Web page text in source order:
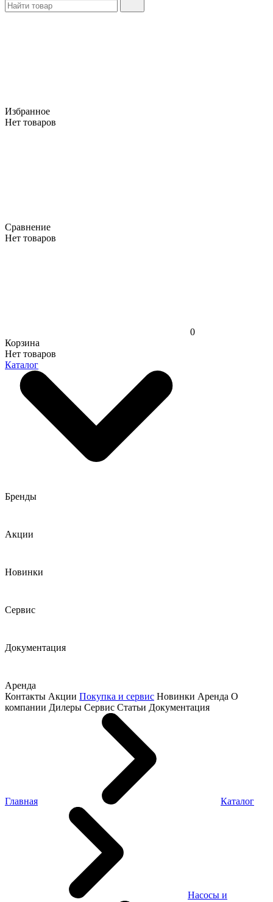
Избранное
Нет товаров
Сравнение
Нет товаров
0
Корзина
Нет товаров
Каталог
Бренды
Акции
Новинки
Сервис
Документация
Аренда
Контакты Акции Покупка и сервис Новинки Аренда О
компании Дилеры Сервис Статьи Документация
Главная Каталог
Насосы и